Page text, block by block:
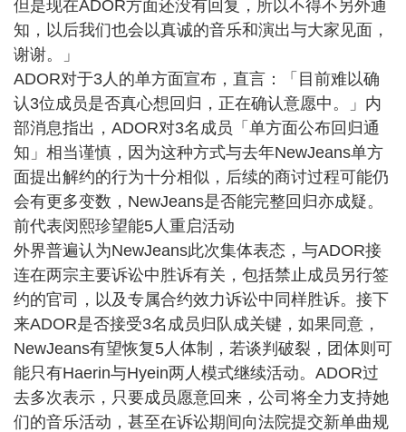
但是现在ADOR方面还没有回复，所以不得不另外通
知，以后我们也会以真诚的音乐和演出与大家见面，
谢谢。」
ADOR对于3人的单方面宣布，直言：「目前难以确
认3位成员是否真心想回归，正在确认意愿中。」内
部消息指出，ADOR对3名成员「单方面公布回归通
知」相当谨慎，因为这种方式与去年NewJeans单方
面提出解约的行为十分相似，后续的商讨过程可能仍
会有更多变数，NewJeans是否能完整回归亦成疑。
前代表闵熙珍望能5人重启活动
外界普遍认为NewJeans此次集体表态，与ADOR接
连在两宗主要诉讼中胜诉有关，包括禁止成员另行签
约的官司，以及专属合约效力诉讼中同样胜诉。接下
来ADOR是否接受3名成员归队成关键，如果同意，
NewJeans有望恢复5人体制，若谈判破裂，团体则可
能只有Haerin与Hyein两人模式继续活动。ADOR过
去多次表示，只要成员愿意回来，公司将全力支持她
们的音乐活动，甚至在诉讼期间向法院提交新单曲规